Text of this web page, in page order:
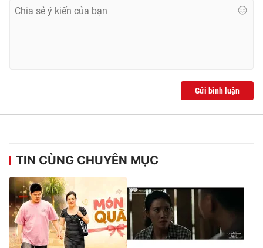
Gửi bình luận
TIN CÙNG CHUYÊN MỤC